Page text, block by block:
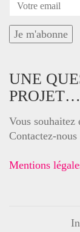
UNE
PROJET…
Vous souhaitez
Contactez-nous
Mentions